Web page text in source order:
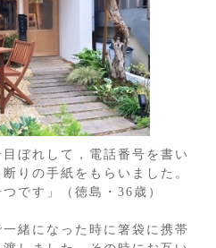
ぼれして，電話番号を書い
りの手紙をもらいました。
です」（徳島・36歳）
一緒になった時に箸袋に携帯